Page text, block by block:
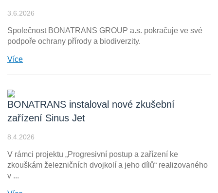
3.6.2026
Společnost BONATRANS GROUP a.s. pokračuje ve své
podpoře ochrany přírody a biodiverzity.
Více
BONATRANS instaloval nové zkušební
zařízení Sinus Jet
8.4.2026
V rámci projektu „Progresivní postup a zařízení ke
zkouškám železničních dvojkolí a jeho dílů“ realizovaného
v ...